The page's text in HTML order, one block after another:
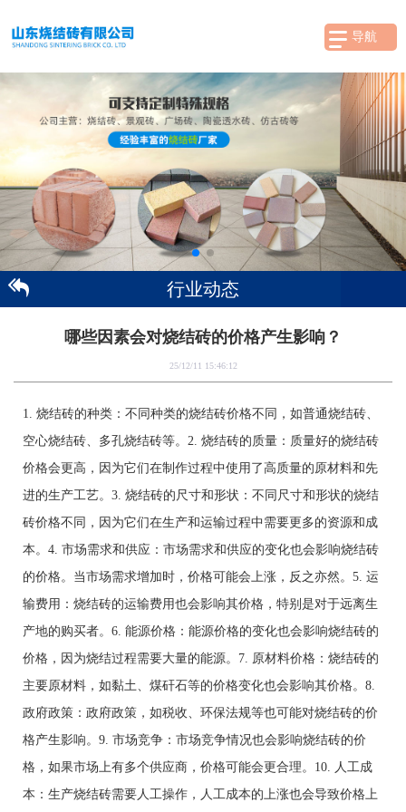
导航
行业动态
哪些因素会对烧结砖的价格产生影响？
25/12/11 15:46:12
1. 烧结砖的种类：不同种类的烧结砖价格不同，如普通烧结砖、
空心烧结砖、多孔烧结砖等。2. 烧结砖的质量：质量好的烧结砖
价格会更高，因为它们在制作过程中使用了高质量的原材料和先
进的生产工艺。3. 烧结砖的尺寸和形状：不同尺寸和形状的烧结
砖价格不同，因为它们在生产和运输过程中需要更多的资源和成
本。4. 市场需求和供应：市场需求和供应的变化也会影响烧结砖
的价格。当市场需求增加时，价格可能会上涨，反之亦然。5. 运
输费用：烧结砖的运输费用也会影响其价格，特别是对于远离生
产地的购买者。6. 能源价格：能源价格的变化也会影响烧结砖的
价格，因为烧结过程需要大量的能源。7. 原材料价格：烧结砖的
主要原材料，如黏土、煤矸石等的价格变化也会影响其价格。8.
政府政策：政府政策，如税收、环保法规等也可能对烧结砖的价
格产生影响。9. 市场竞争：市场竞争情况也会影响烧结砖的价
格，如果市场上有多个供应商，价格可能会更合理。10. 人工成
本：生产烧结砖需要人工操作，人工成本的上涨也会导致价格上